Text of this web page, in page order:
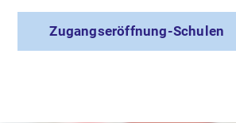
Zugangseröffnung-Schulen